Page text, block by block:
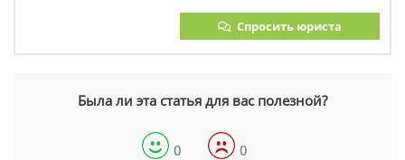
Спросить юриста
Была ли эта статья для вас полезной?
0 0